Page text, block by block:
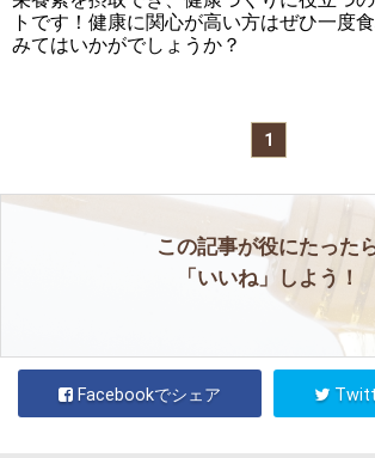
トです！健康に関心が高い方はぜひ一度
みてはいかがでしょうか？
1
この記事が役にたった
「いいね」しよう！
Facebookでシェア